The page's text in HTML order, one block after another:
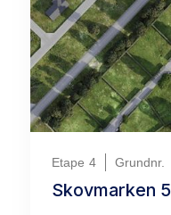
Etape 4 Grundnr.
Skovmarken 5